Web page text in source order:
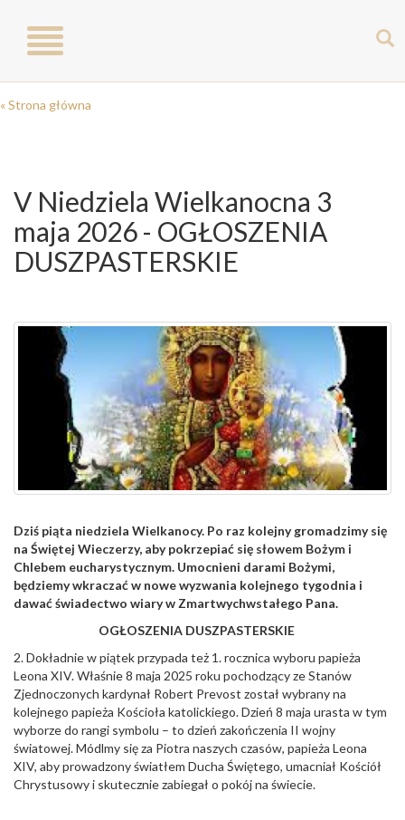
Toggle
navigation
« Strona główna
V Niedziela Wielkanocna 3
maja 2026 - OGŁOSZENIA
DUSZPASTERSKIE
Dziś piąta niedziela Wielkanocy. Po raz kolejny gromadzimy się
na Świętej Wieczerzy, aby pokrzepiać się słowem Bożym i
Chlebem eucharystycznym. Umocnieni darami Bożymi,
będziemy wkraczać w nowe wyzwania kolejnego tygodnia i
dawać świadectwo wiary w Zmartwychwstałego Pana.
OGŁOSZENIA DUSZPASTERSKIE
2. Dokładnie w piątek przypada też 1. rocznica wyboru papieża
Leona XIV. Właśnie 8 maja 2025 roku pochodzący ze Stanów
Zjednoczonych kardynał Robert Prevost został wybrany na
kolejnego papieża Kościoła katolickiego. Dzień 8 maja urasta w tym
wyborze do rangi symbolu – to dzień zakończenia II wojny
światowej. Módlmy się za Piotra naszych czasów, papieża Leona
XIV, aby prowadzony światłem Ducha Świętego, umacniał Kościół
Chrystusowy i skutecznie zabiegał o pokój na świecie.